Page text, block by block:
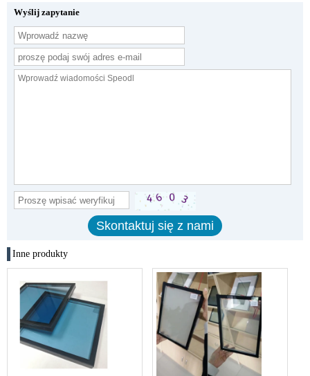
Wyślij zapytanie
Inne produkty